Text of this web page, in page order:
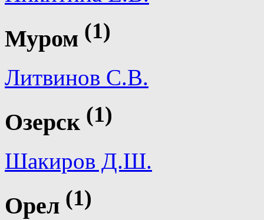
Муром (1)
Литвинов С.В.
Озерск (1)
Шакиров Д.Ш.
Орел (1)